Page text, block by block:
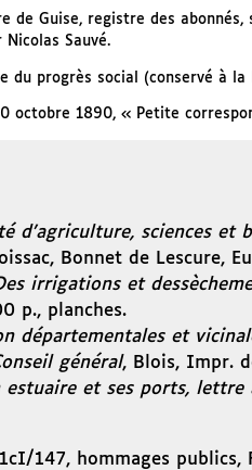
de Guise, registre des
Sauvé.
du progrès social (conservé à
octobre 1890, « Petite
d’agriculture, sciences
Bonnet de Lescure,
irrigations et
p., planches.
départementales et
général, Blois, Impr.
estuaire et ses ports, lettre
147, hommages publics,